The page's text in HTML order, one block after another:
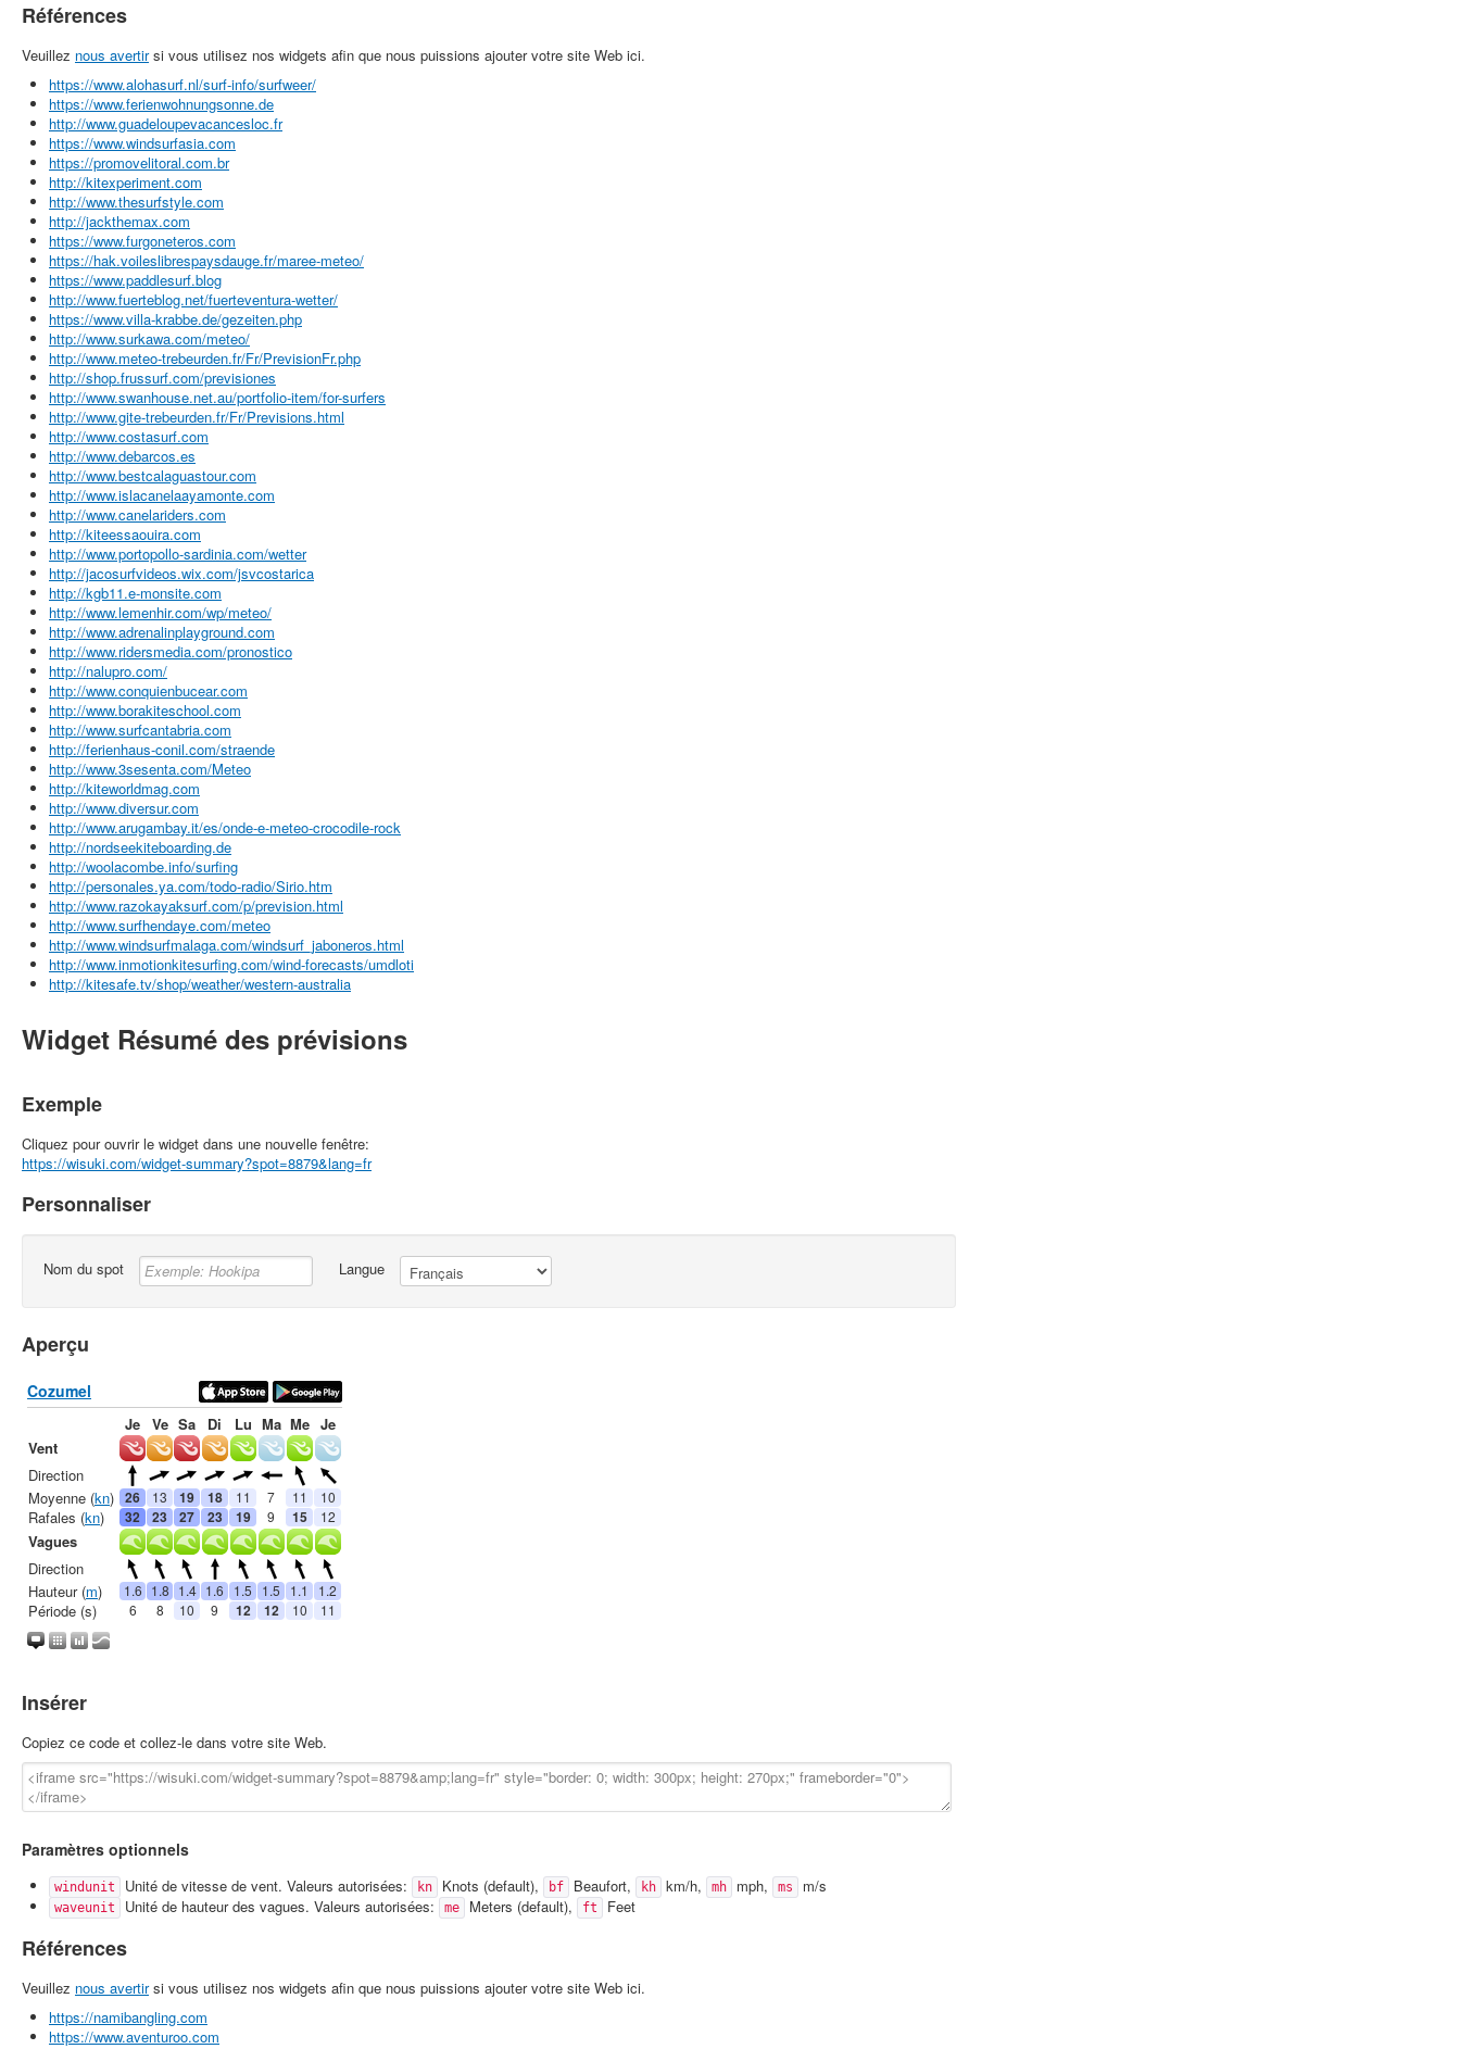
Références
Veuillez nous avertirsi vous utilisez nos widgets afin que nous puissions ajouter votre site Web ici.
https://www.alohasurf.nl/surf-info/surfweer/
https://www.ferienwohnungsonne.de
http://www.guadeloupevacancesloc.fr
https://www.windsurfasia.com
https://promovelitoral.com.br
http://kitexperiment.com
http://www.thesurfstyle.com
http://jackthemax.com
https://www.furgoneteros.com
https://hak.voileslibrespaysdauge.fr/maree-meteo/
https://www.paddlesurf.blog
http://www.fuerteblog.net/fuerteventura-wetter/
https://www.villa-krabbe.de/gezeiten.php
http://www.surkawa.com/meteo/
http://www.meteo-trebeurden.fr/Fr/PrevisionFr.php
http://shop.frussurf.com/previsiones
http://www.swanhouse.net.au/portfolio-item/for-surfers
http://www.gite-trebeurden.fr/Fr/Previsions.html
http://www.costasurf.com
http://www.debarcos.es
http://www.bestcalaguastour.com
http://www.islacanelaayamonte.com
http://www.canelariders.com
http://kiteessaouira.com
http://www.portopollo-sardinia.com/wetter
http://jacosurfvideos.wix.com/jsvcostarica
http://kgb11.e-monsite.com
http://www.lemenhir.com/wp/meteo/
http://www.adrenalinplayground.com
http://www.ridersmedia.com/pronostico
http://nalupro.com/
http://www.conquienbucear.com
http://www.borakiteschool.com
http://www.surfcantabria.com
http://ferienhaus-conil.com/straende
http://www.3sesenta.com/Meteo
http://kiteworldmag.com
http://www.diversur.com
http://www.arugambay.it/es/onde-e-meteo-crocodile-rock
http://nordseekiteboarding.de
http://woolacombe.info/surfing
http://personales.ya.com/todo-radio/Sirio.htm
http://www.razokayaksurf.com/p/prevision.html
http://www.surfhendaye.com/meteo
http://www.windsurfmalaga.com/windsurf_jaboneros.html
http://www.inmotionkitesurfing.com/wind-forecasts/umdloti
http://kitesafe.tv/shop/weather/western-australia
Widget Résumé des prévisions
Exemple
Cliquez pour ouvrir le widget dans une nouvelle fenêtre:
https://wisuki.com/widget-summary?spot=8879&lang=fr
Personnaliser
Nom du spot Langue
Aperçu
Insérer
Copiez ce code et collez-le dans votre site Web.
Paramètres optionnels
windunit Unité de vitesse de vent. Valeurs autorisées: kn Knots (default), bf Beaufort, kh km/h, mh mph, ms m/s
waveunit Unité de hauteur des vagues. Valeurs autorisées: me Meters (default), ft Feet
Références
Veuillez nous avertirsi vous utilisez nos widgets afin que nous puissions ajouter votre site Web ici.
https://namibangling.com
https://www.aventuroo.com